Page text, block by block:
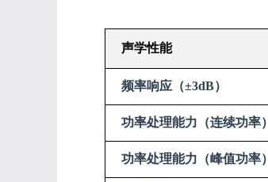
声学性能
频率响应（±3dB）
功率处理能力（连续功率）
功率处理能力（峰值功率）